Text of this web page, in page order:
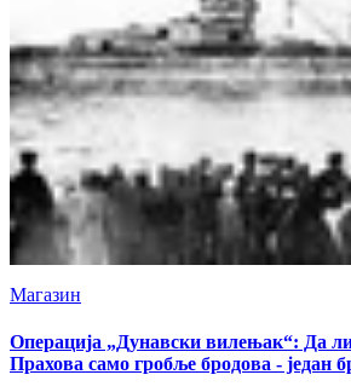
Магазин
Операција „Дунавски вилењак“: Да
Прахова само гробље бродова - један